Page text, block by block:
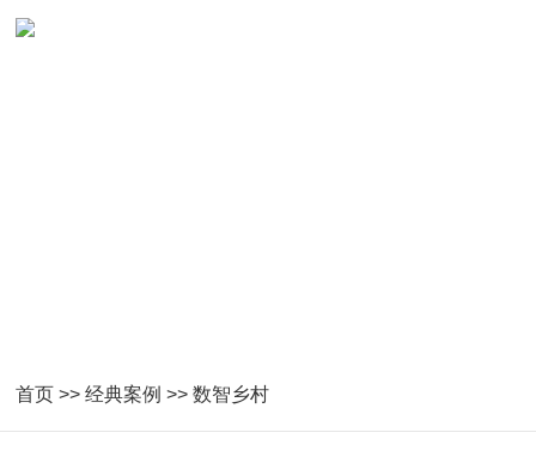
首页 >>经典案例 >>数智乡村